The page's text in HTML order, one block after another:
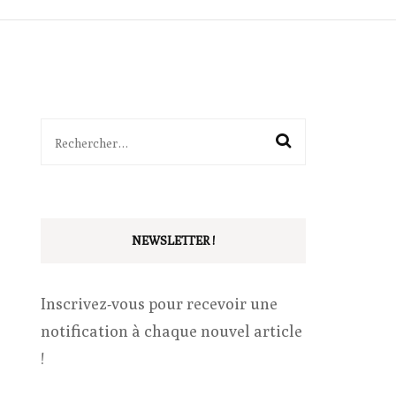
Rechercher :
NEWSLETTER !
Inscrivez-vous pour recevoir une
notification à chaque nouvel article
!